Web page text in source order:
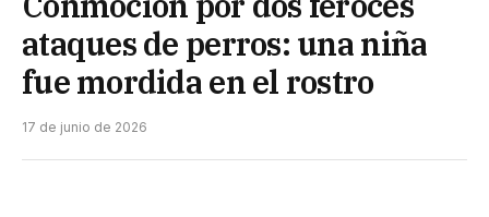
ataques de perros: una niña
fue mordida en el rostro
17 de junio de 2026